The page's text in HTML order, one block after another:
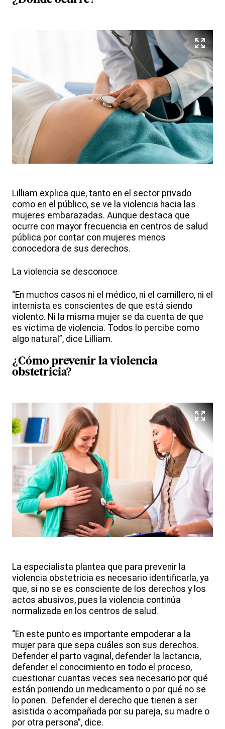
Lilliam explica que, tanto en el sector privado
como en el público, se ve la violencia hacia las
mujeres embarazadas. Aunque destaca que
ocurre con mayor frecuencia en centros de salud
pública por contar con mujeres menos
conocedora de sus derechos.
La violencia se desconoce
“En muchos casos ni el médico, ni el camillero, ni el
internista es conscientes de que está siendo
violento. Ni la misma mujer se da cuenta de que
es víctima de violencia. Todos lo percibe como
algo natural”, dice Lilliam.
¿Cómo prevenir la violencia
obstetricia?
La especialista plantea que para prevenir la
violencia obstetricia es necesario identificarla, ya
que, si no se es consciente de los derechos y los
actos abusivos, pues la violencia continúa
normalizada en los centros de salud.
“En este punto es importante empoderar a la
mujer para que sepa cuáles son sus derechos.
Defender el parto vaginal, defender la lactancia,
defender el conocimiento en todo el proceso,
cuestionar cuantas veces sea necesario por qué
están poniendo un medicamento o por qué no se
lo ponen. Defender el derecho que tienen a ser
asistida o acompañada por su pareja, su madre o
por otra persona”, dice.